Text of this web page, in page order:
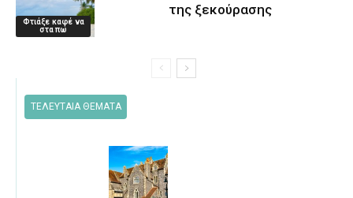
Φτιάξε καφέ να
στα πω
της ξεκούρασης
ΤΕΛΕΥΤΑΙΑ ΘΕΜΑΤΑ